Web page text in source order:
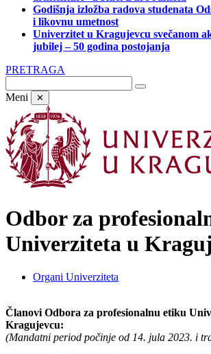
Godišnja izložba radova studenata
i likovnu umetnost
Univerzitet u Kragujevcu svečanom
jubilej – 50 godina postojanja
PRETRAGA
Meni ✕
Odbor za
Univerziteta u
Organi Univerziteta
Članovi Odbora za profesionalnu etiku
Kragujevcu:
(Mandatni period počinje od 14. jula 2023. i